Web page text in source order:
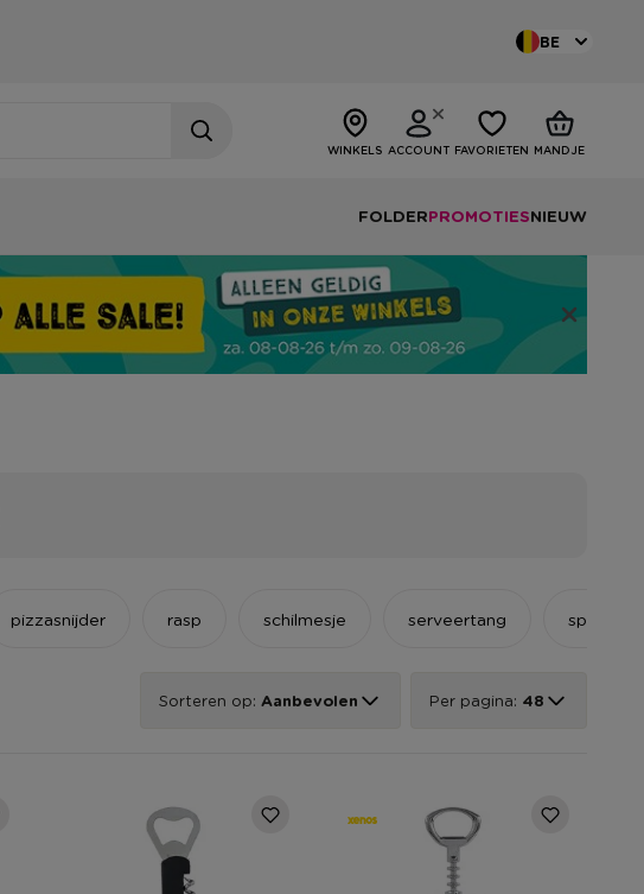
BE
WINKELS ACCOUNT FAVORIETEN MANDJE
FOLDERPROMOTIESNIEUW
pizzasnijder rasp schilmesje serveertang spatel
Sorteren op: Aanbevolen Per pagina: 48